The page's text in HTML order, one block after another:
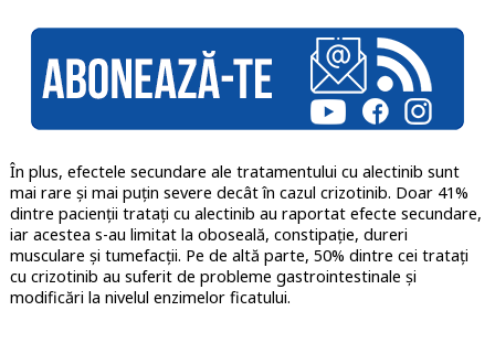
În plus, efectele secundare ale tratamentului cu alectinib sunt
mai rare și mai puțin severe decât în cazul crizotinib. Doar 41%
dintre pacienții tratați cu alectinib au raportat efecte secundare,
iar acestea s-au limitat la oboseală, constipație, dureri
musculare și tumefacții. Pe de altă parte, 50% dintre cei tratați
cu crizotinib au suferit de probleme gastrointestinale și
modificări la nivelul enzimelor ficatului.